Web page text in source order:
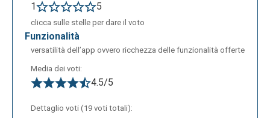
1
5
clicca sulle stelle per dare il voto
funzionalità
versatilità dell’app ovvero ricchezza delle funzionalità offerte
Media dei voti:
4.5/5
Dettaglio voti (19 voti totali):